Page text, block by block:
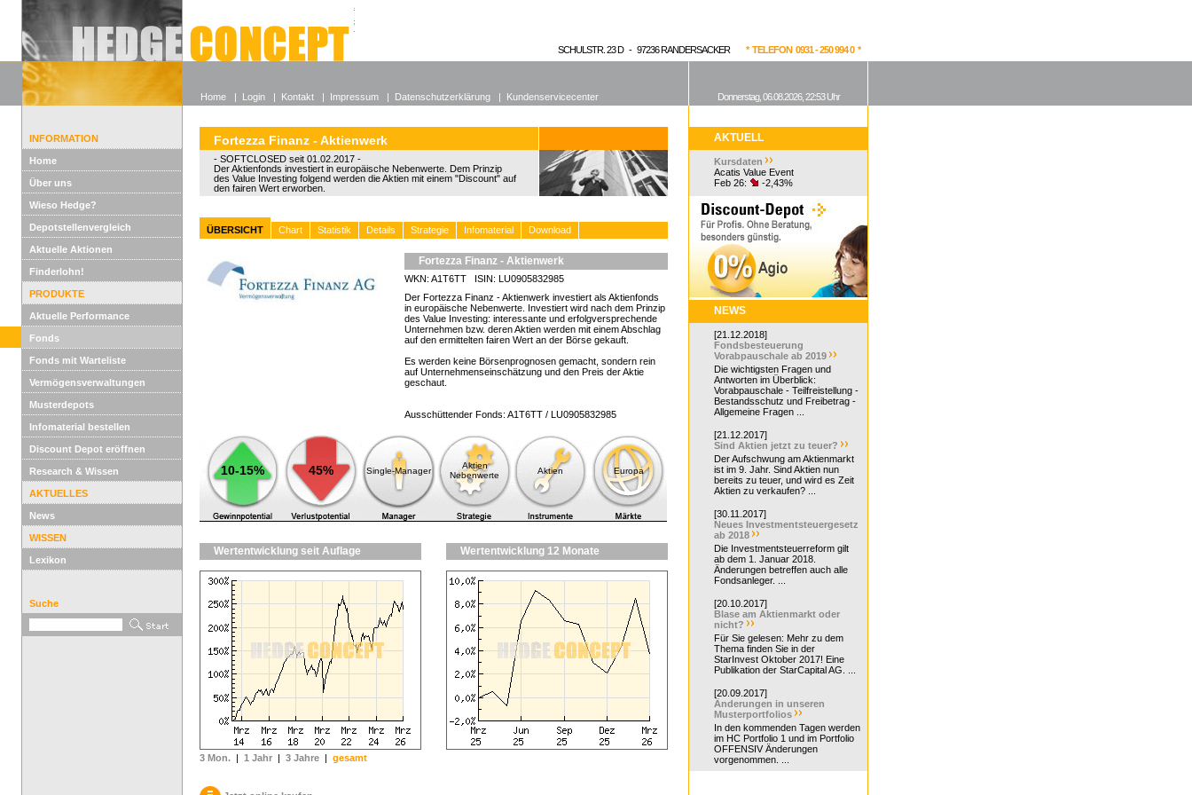
Alle offenen Fonds
Wieso Hedgefonds?
SCHULSTR. 23 D - 97236 RANDERSACKER * TELEFON 0931 - 250 994 0 *
INFORMATION
Home
Über uns
Wieso Hedge?
Depotstellenvergleich
Aktuelle Aktionen
Finderlohn!
PRODUKTE
Aktuelle Performance
Fonds
Fonds mit Warteliste
Vermögensverwaltungen
Musterdepots
Infomaterial bestellen
Discount Depot eröffnen
Research & Wissen
AKTUELLES
News
WISSEN
Lexikon
Suche
Fortezza Finanz - Aktienwerk
- SOFTCLOSED seit 01.02.2017 -
Der Aktienfonds investiert in europäische Nebenwerte. Dem Prinzip
des Value Investing folgend werden die Aktien mit einem "Discount" auf
den fairen Wert erworben.
ÜBERSICHT Chart Statistik Details Strategie Infomaterial Download
Fortezza Finanz - Aktienwerk
WKN: A1T6TT ISIN: LU0905832985
Der Fortezza Finanz - Aktienwerk investiert als Aktienfonds
in europäische Nebenwerte. Investiert wird nach dem Prinzip
des Value Investing: interessante und erfolgversprechende
Unternehmen bzw. deren Aktien werden mit einem Abschlag
auf den ermittelten fairen Wert an der Börse gekauft.
Es werden keine Börsenprognosen gemacht, sondern rein
auf Unternehmenseinschätzung und den Preis der Aktie
geschaut.
Ausschüttender Fonds: A1T6TT / LU0905832985
10-15% 45% Single-Manager
Aktien
Nebenwerte
Aktien Europa
Wertentwicklung seit Auflage
3 Mon. | 1 Jahr | 3 Jahre | gesamt
Wertentwicklung 12 Monate
AKTUELL
Kursdaten
Acatis Value Event
Feb 26:
-2,43%
NEWS
[21.12.2018]
Fondsbesteuerung
Vorabpauschale ab 2019
Die wichtigsten Fragen und
Antworten im Überblick:
Vorabpauschale - Teilfreistellung -
Bestandsschutz und Freibetrag -
Allgemeine Fragen ...
[21.12.2017]
Sind Aktien jetzt zu teuer?
Der Aufschwung am Aktienmarkt
ist im 9. Jahr. Sind Aktien nun
bereits zu teuer, und wird es Zeit
Aktien zu verkaufen? ...
[30.11.2017]
Neues Investmentsteuergesetz
ab 2018
Die Investmentsteuerreform gilt
ab dem 1. Januar 2018.
Änderungen betreffen auch alle
Fondsanleger. ...
[20.10.2017]
Blase am Aktienmarkt oder
nicht?
Für Sie gelesen: Mehr zu dem
Thema finden Sie in der
StarInvest Oktober 2017! Eine
Publikation der StarCapital AG. ...
[20.09.2017]
Änderungen in unseren
Musterportfolios
In den kommenden Tagen werden
im HC Portfolio 1 und im Portfolio
OFFENSIV Änderungen
vorgenommen. ...
Home | Login | Kontakt | Impressum | Datenschutzerklärung | Kundenservicecenter Donnerstag, 06.08.2026, 22:53 Uhr